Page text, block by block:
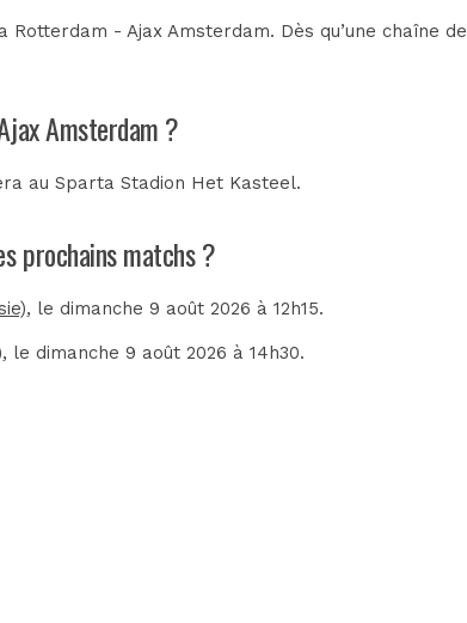
- Ajax Amsterdam. Dès qu’une chaîne
Amsterdam ?
auSparta Stadion Het Kasteel.
prochains matchs ?
, le dimanche 9 août 2026 à 12h15.
, le dimanche 9 août 2026 à 14h30.